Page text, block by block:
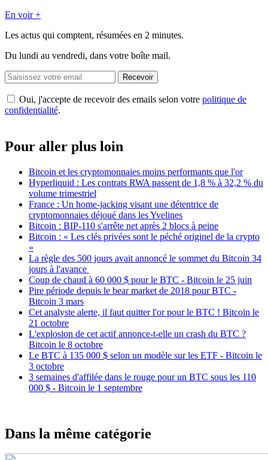
En voir +
Les actus qui comptent, résumées en 2 minutes.
Du lundi au vendredi, dans votre boîte mail.
Recevoir
Oui, j'accepte de recevoir des emails selon votre politique de
confidentialité.
Pour aller plus loin
Bitcoin et les cryptomonnaies moins performants que l'or
Hyperliquid : Les contrats RWA passent de 1,8 % à 32,2 % du
volume trimestriel
France : Un home-jacking visant une détentrice de
cryptomonnaies déjoué dans les Yvelines
Bitcoin : BIP-110 s'arrête net après 2 blocs à peine
Bitcoin : « Les clés privées sont le péché originel de la crypto
»
La règle des 500 jours avait annoncé le sommet du Bitcoin 34
jours à l'avance
Coup de chaud à 60 000 $ pour le BTC - Bitcoin le 25 juin
Pire période depuis le bear market de 2018 pour BTC -
Bitcoin 3 mars
Cet analyste alerte, il faut quitter l'or pour le BTC ! Bitcoin le
21 octobre
L'explosion de cet actif annonce-t-elle un crash du BTC ?
Bitcoin le 8 octobre
Le BTC à 135 000 $ selon un modèle sur les ETF - Bitcoin le
3 octobre
3 semaines d'affilée dans le rouge pour un BTC sous les 110
000 $ - Bitcoin le 1 septembre
Dans la même catégorie